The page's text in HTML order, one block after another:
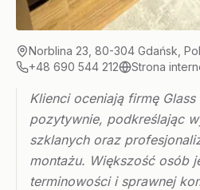
Norblina 23, 80-304 Gdańsk,
+48 690 544 212
Strona
Klienci oceniają firmę
pozytywnie, podkreślając
szklanych oraz
montażu. Większość osób
terminowości i sprawnej